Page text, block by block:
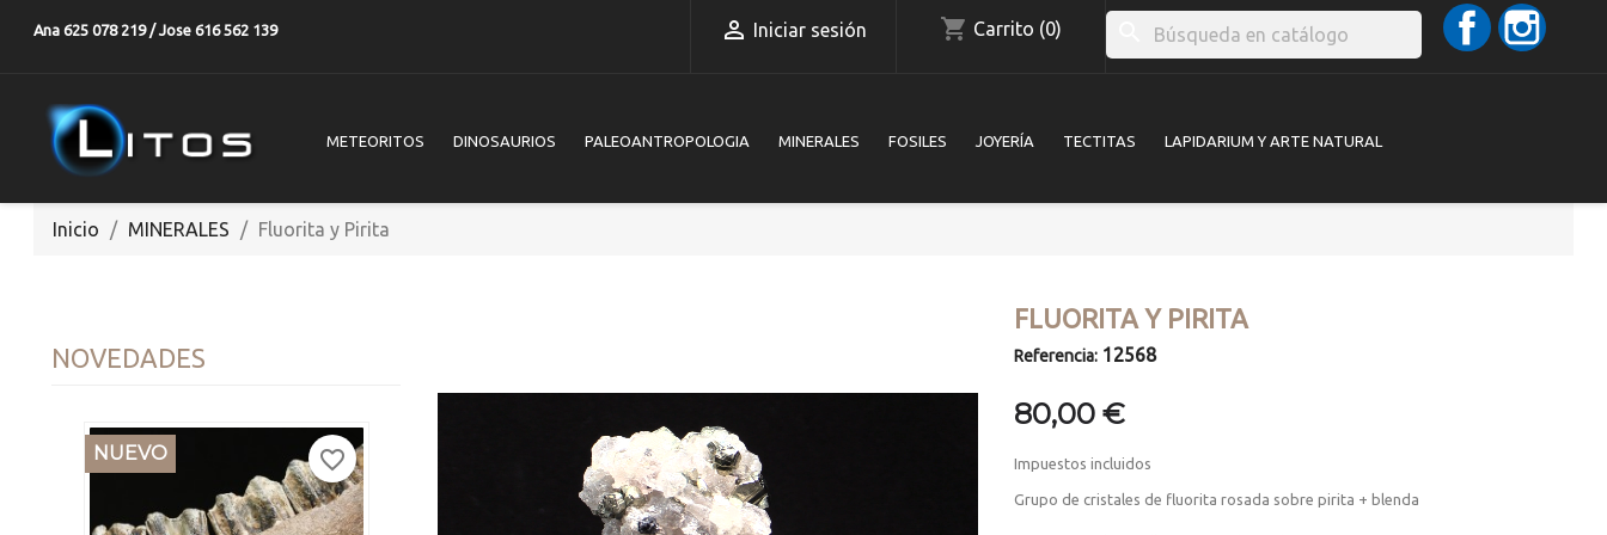
Ana 625 078 219 / Jose 616 562 139  Iniciar sesión shopping_cart Carrito (0)
Facebook
METEORITOS DINOSAURIOS PALEOANTROPOLOGIA MINERALES FOSILES JOYERÍA TECTITAS LAPIDARIUM Y ARTE NATURAL
Inicio MINERALES Fluorita y Pirita
NOVEDADES
NUEVO favorite_border
FLUORITA Y PIRITA
Referencia: 12568
80,00 €
Impuestos incluidos
Grupo de cristales de fluorita rosada sobre pirita + blenda